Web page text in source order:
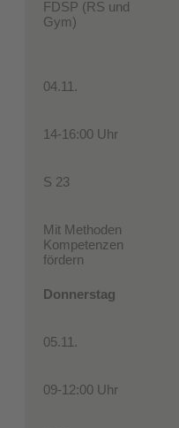
FDSP (RS und
Gym)
04.11.
14-16:00 Uhr
S 23
Mit Methoden
Kompetenzen
fördern
Donnerstag
05.11.
09-12:00 Uhr